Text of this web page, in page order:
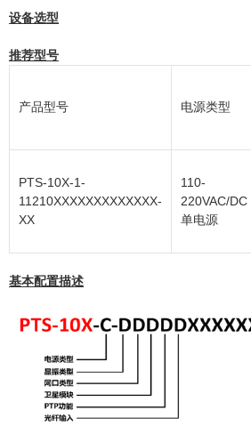
设备选型
推荐型号
产品型号 电源类型
PTS-10X-1-
11210XXXXXXXXXXXXX-
XX
110-
220VAC/DC
单电源
基本配置描述